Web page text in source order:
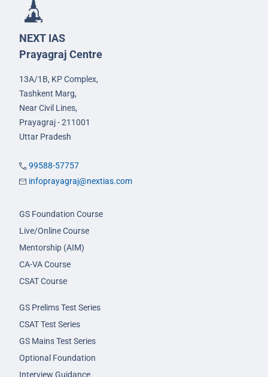
NEXT IAS
Prayagraj Centre
13A/1B, KP Complex,
Tashkent Marg,
Near Civil Lines,
Prayagraj - 211001
Uttar Pradesh
99588-57757
infoprayagraj@nextias.com
GS Foundation Course
Live/Online Course
Mentorship (AIM)
CA-VA Course
CSAT Course
GS Prelims Test Series
CSAT Test Series
GS Mains Test Series
Optional Foundation
Interview Guidance